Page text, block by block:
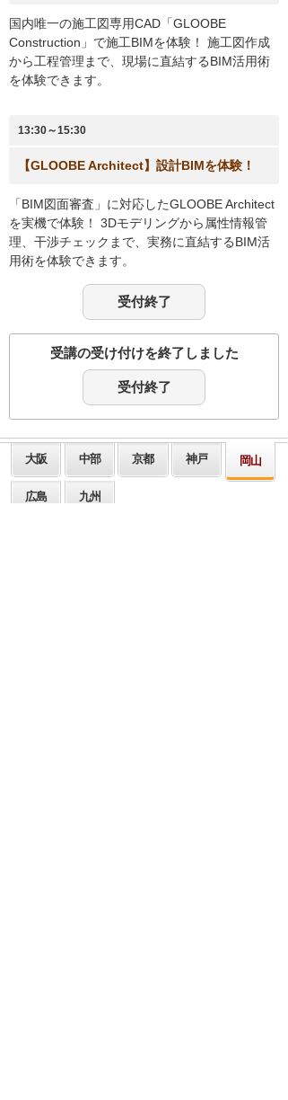
国内唯一の施工図専用CAD「GLOOBE
Construction」で施工BIMを体験！ 施工図作成
から工程管理まで、現場に直結するBIM活用術
を体験できます。
13:30～15:30
【GLOOBE Architect】設計BIMを体験！
「BIM図面審査」に対応したGLOOBE Architect
を実機で体験！ 3Dモデリングから属性情報管
理、干渉チェックまで、実務に直結するBIM活
用術を体験できます。
受付終了
受講の受け付けを終了しました
受付終了
大阪 中部 京都 神戸 岡山
広島 九州